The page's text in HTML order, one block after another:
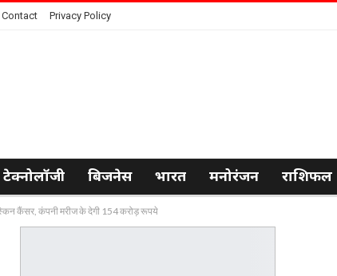
Contact Privacy Policy
टेक्नोलॉजी बिजनेस भारत मनोरंजन राशिफल
कैंसर, कंपनी मरीज के देगी 154 करोड़ रूपये